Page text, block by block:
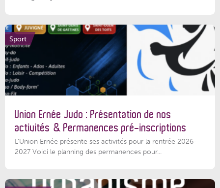
Sport
Union Ernée Judo : Présentation de nos
activités & Permanences pré-inscriptions
L'Union Ernée présente ses activités pour la rentrée 2026-
2027 Voici le planning des permanences pour...